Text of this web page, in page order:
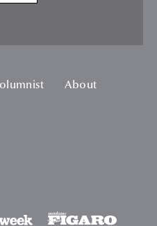
About